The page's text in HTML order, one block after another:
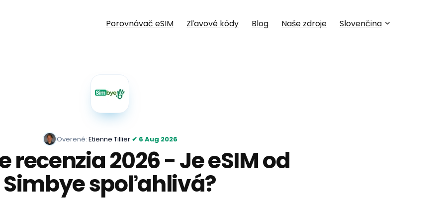
Porovnávač eSIM Zľavové kódy Blog Naše zdroje Slovenčina
Overené: Etienne Tillier·✔ 6 Aug 2026
recenzia 2026 - Je eSIM od
Simbye spoľahlivá?